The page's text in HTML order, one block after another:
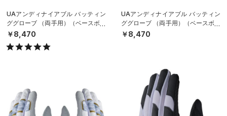
UAアンディナイアブル バッティン
ググローブ （両手用）（ベースボー
ル/MEN）
￥8,470
UAアンディナイアブル バッティン
ググローブ （両手用）（ベースボー
ル/MEN）
￥8,470